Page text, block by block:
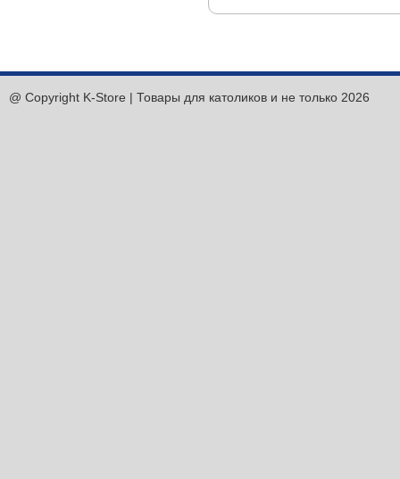
@ Copyright K-Store | Товары для католиков и не только 2026